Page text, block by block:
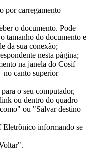
por carregamento
o documento. Pode
tamanho do documento e
da sua conexão;
nesta página;
na janela do Cosif
no canto superior
o seu computador,
ou dentro do quadro
ou "Salvar destino
Eletrônico informando se